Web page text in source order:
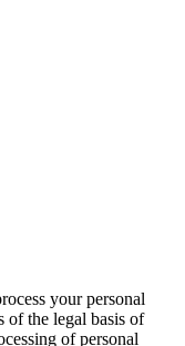
your personal
of the legal basis of
of personal